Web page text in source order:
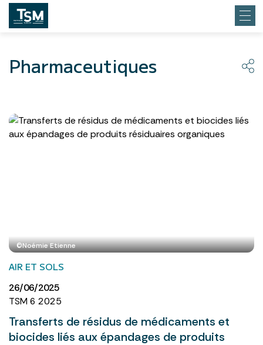
Pharmaceutiques
©Noémie Etienne
AIR ET SOLS
26/06/2025
TSM 6 2025
Transferts de résidus de médicaments et
biocides liés aux épandages de produits